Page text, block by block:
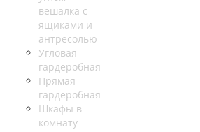
вешалка с
ящиками и
антресолью
Угловая
гардеробная
Прямая
гардеробная
Шкафы в
комнату